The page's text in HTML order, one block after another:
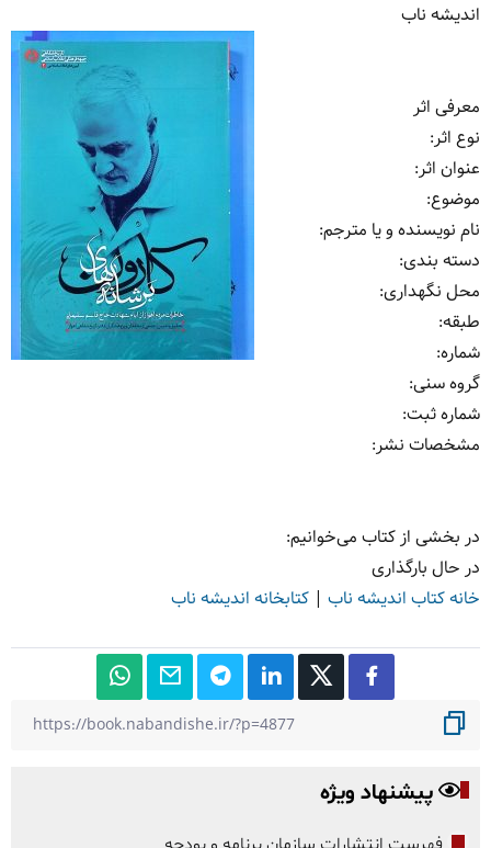
اندیشه ناب
معرفی اثر
نوع اثر:
عنوان اثر:
موضوع:
نام نویسنده و یا مترجم:
دسته بندی:
محل نگهداری:
طبقه:
شماره:
گروه سنی:
شماره ثبت:
مشخصات نشر: ‏‫
در بخشی از کتاب می‌خوانیم:
در حال بارگذاری
خانه کتاب اندیشه ناب | کتابخانه اندیشه ناب
پیشنهاد ویژه